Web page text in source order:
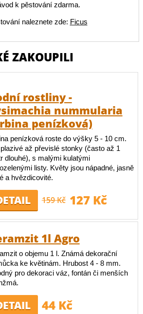
k pěstování zdarma.
naleznete zde: Ficus
ZAKOUPILI
rostliny -
nummularia
penízková)
penízková roste do výšky 5 - 10 cm.
až převislé stonky (často až 1
dlouhé), s malými kulatými
listy. Květy jsou nápadné, jasně
a hvězdicovité.
159 Kč 127 Kč
1l Agro
o objemu 1 l. Známá dekorační
ke květinám. Hrubost 4 - 8 mm.
pro dekoraci váz, fontán či menších
44 Kč